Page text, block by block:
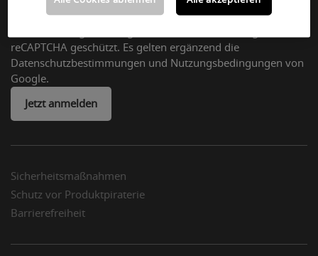
Wir freuen uns sehr, Sie in Zukunft auf dem Laufenden zu
reCAPTCHA geschützt. Es gelten ergänzend die
Datenschutzbestimmungen und Nutzungsbedingungen von
Google.
Jetzt anmelden
Sicherheitsmaßnahmen
Schutz vor Produktpiraterie
Barrierefreiheit